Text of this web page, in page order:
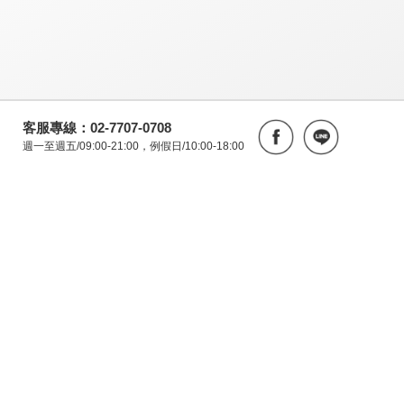
客服專線：02-7707-0708
週一至週五/09:00-21:00，例假日/10:00-18:00